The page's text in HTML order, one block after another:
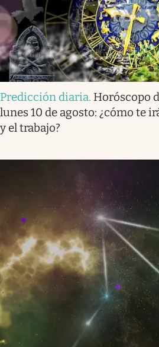
Predicción diaria. Horóscopo
lunes 10 de agosto: ¿cómo te
y el trabajo?